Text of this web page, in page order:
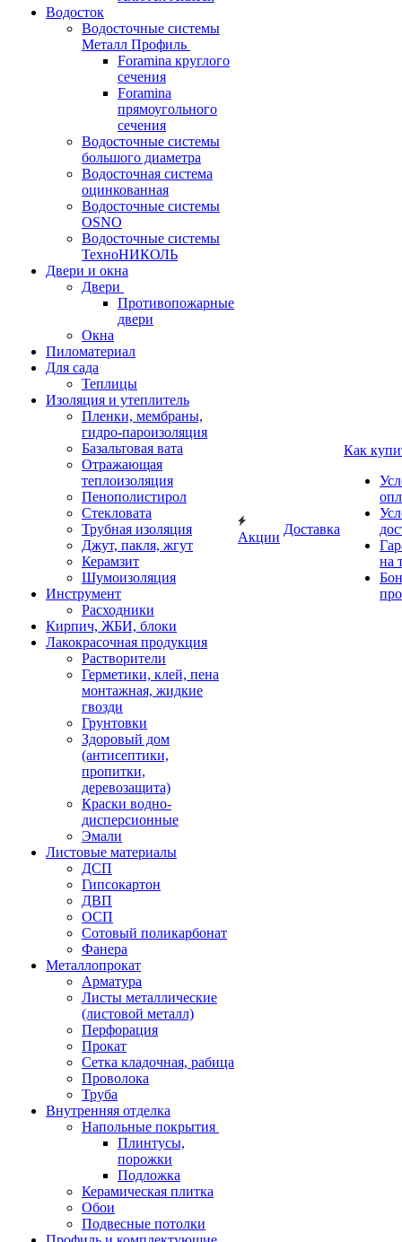
Водосток
Водосточные системы
Металл Профиль
Foramina круглого
сечения
Foramina
прямоугольного
сечения
Водосточные системы
большого диаметра
Водосточная система
оцинкованная
Водосточные системы
OSNO
Водосточные системы
ТехноНИКОЛЬ
Двери и окна
Двери
Противопожарные
двери
Окна
Пиломатериал
Для сада
Теплицы
Изоляция и утеплитель
Пленки, мембраны,
гидро-пароизоляция
Базальтовая вата
Отражающая
теплоизоляция
Пенополистирол
Стекловата
Трубная изоляция
Джут, пакля, жгут
Керамзит
Шумоизоляция
Инструмент
Расходники
Кирпич, ЖБИ, блоки
Лакокрасочная продукция
Растворители
Герметики, клей, пена
монтажная, жидкие
гвозди
Грунтовки
Здоровый дом
(антисептики,
пропитки,
деревозащита)
Краски водно-
дисперсионные
Эмали
Листовые материалы
ДСП
Гипсокартон
ДВП
ОСП
Сотовый поликарбонат
Фанера
Металлопрокат
Арматура
Листы металлические
(листовой металл)
Перфорация
Прокат
Сетка кладочная, рабица
Проволока
Труба
Внутренняя отделка
Напольные покрытия
Плинтусы,
порожки
Подложка
Керамическая плитка
Обои
Подвесные потолки
Акции
Доставка
Как
на